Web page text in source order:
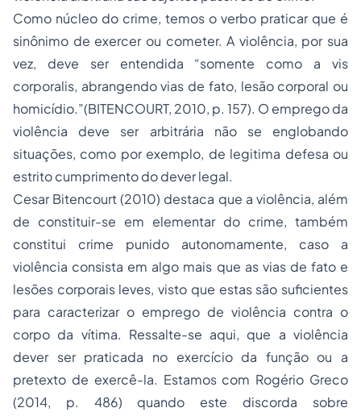
Como núcleo do crime, temos o verbo praticar que é
sinônimo de exercer ou cometer. A violência, por sua
vez, deve ser entendida “somente como a vis
corporalis, abrangendo vias de fato, lesão corporal ou
homicídio.”(BITENCOURT, 2010, p. 157). O emprego da
violência deve ser arbitrária não se englobando
situações, como por exemplo, de legitima defesa ou
estrito cumprimento do dever legal.
Cesar Bitencourt (2010) destaca que a violência, além
de constituir-se em elementar do crime, também
constitui crime punido autonomamente, caso a
violência consista em algo mais que as vias de fato e
lesões corporais leves, visto que estas são suficientes
para caracterizar o emprego de violência contra o
corpo da vítima. Ressalte-se aqui, que a violência
dever ser praticada no exercício da função ou a
pretexto de exercê-la. Estamos com Rogério Greco
(2014, p. 486) quando este discorda sobre